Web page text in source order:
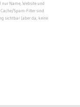
Name, Website und
Spam-Filter sind
sichtbar (aber da, keine